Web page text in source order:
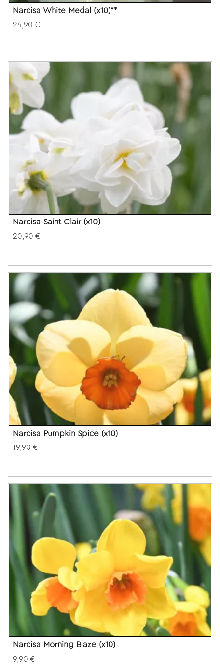
Narcisa White Medal (x10)**
24,90 €
Narcisa Saint Clair (x10)
20,90 €
Narcisa Pumpkin Spice (x10)
19,90 €
Narcisa Morning Blaze (x10)
9,90 €